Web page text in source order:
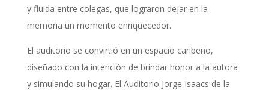
y fluida entre colegas, que lograron dejar en la
memoria un momento enriquecedor.
El auditorio se convirtió en un espacio caribeño,
diseñado con la intención de brindar honor a la autora
y simulando su hogar. El Auditorio Jorge Isaacs de la